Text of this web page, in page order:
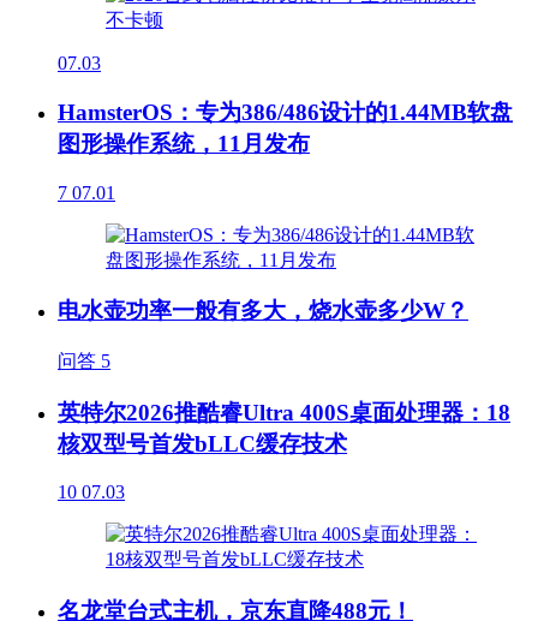
07.03
HamsterOS：专为386/486设计的1.44MB软盘
图形操作系统，11月发布
7 07.01
电水壶功率一般有多大，烧水壶多少W？
问答 5
英特尔2026推酷睿Ultra 400S桌面处理器：18
核双型号首发bLLC缓存技术
10 07.03
名龙堂台式主机，京东直降488元！